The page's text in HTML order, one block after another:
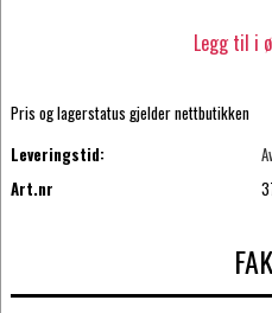
Legg til i
Pris og lagerstatus gjelder nettbutikken
Leveringstid:
Art.nr